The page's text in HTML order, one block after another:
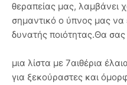
θεραπείας μας, λαμβάνει
σημαντικό ο ύπνος μας να
δυνατής ποιότητας.Θα
μια λίστα με 7αιθέρια
για ξεκούραστες και